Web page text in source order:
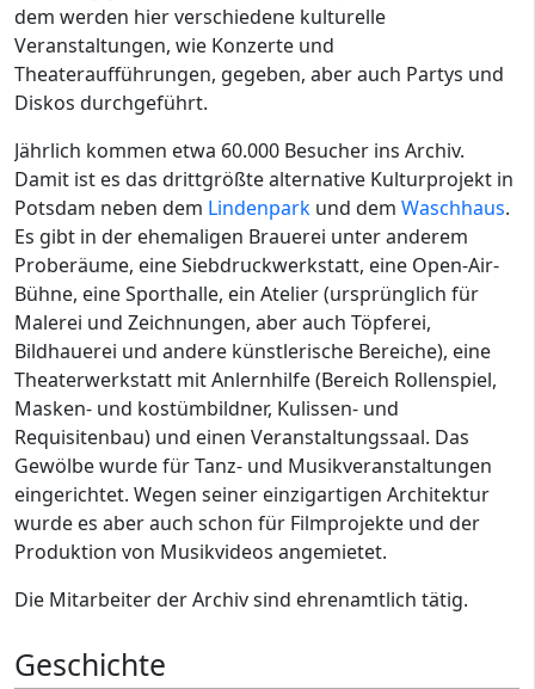
dem werden hier verschiedene kulturelle
Veranstaltungen, wie Konzerte und
Theateraufführungen, gegeben, aber auch Partys und
Diskos durchgeführt.
Jährlich kommen etwa 60.000 Besucher ins Archiv.
Damit ist es das drittgrößte alternative Kulturprojekt in
Potsdam neben dem Lindenpark und dem Waschhaus.
Es gibt in der ehemaligen Brauerei unter anderem
Proberäume, eine Siebdruckwerkstatt, eine Open-Air-
Bühne, eine Sporthalle, ein Atelier (ursprünglich für
Malerei und Zeichnungen, aber auch Töpferei,
Bildhauerei und andere künstlerische Bereiche), eine
Theaterwerkstatt mit Anlernhilfe (Bereich Rollenspiel,
Masken- und kostümbildner, Kulissen- und
Requisitenbau) und einen Veranstaltungssaal. Das
Gewölbe wurde für Tanz- und Musikveranstaltungen
eingerichtet. Wegen seiner einzigartigen Architektur
wurde es aber auch schon für Filmprojekte und der
Produktion von Musikvideos angemietet.
Die Mitarbeiter der Archiv sind ehrenamtlich tätig.
Geschichte